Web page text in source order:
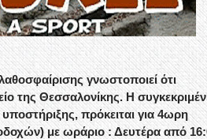
γνωστοποιεί ότι
της Θεσσαλονίκης. Η
πρόκειται για 4ωρη
με ωράριο : Δευτέρα από